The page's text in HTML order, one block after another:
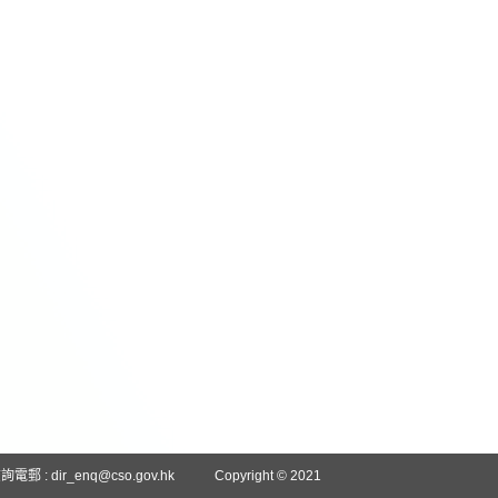
電郵 : dir_enq@cso.gov.hk Copyright © 2021